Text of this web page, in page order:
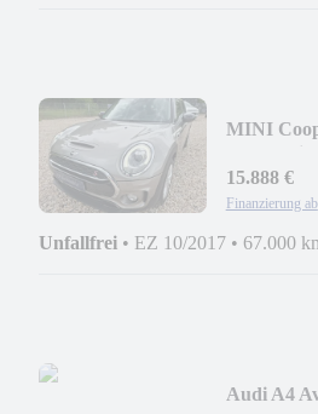
MINI
15.888 €
Finanzierung ab
Unfallfrei • EZ 10/2017 • 67.000
Audi A4